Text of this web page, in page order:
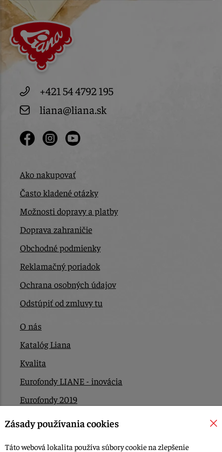
+421 54 4792 195
liana@liana.sk
Ako nakupovať
Často kladené otázky
Možnosti dopravy a platby
Doprava zahraničie
Obchodné podmienky
Reklamačný poriadok
Ochrana osobných údajov
Odstúpiť od zmluvy tu
O nás
Katalóg Liana
Kvalita
Eurofondy LIANE - inovácia
Eurofondy 2019
Eurofondy 2022/2023
Zásady používania cookies
Táto webová lokalita používa súbory cookie na zlepšenie